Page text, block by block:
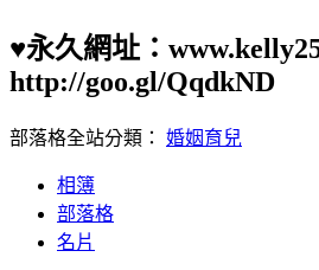
♥永久網址：
http://goo.gl/QqdkND
部落格全站分類： 婚姻育兒
相簿
部落格
名片